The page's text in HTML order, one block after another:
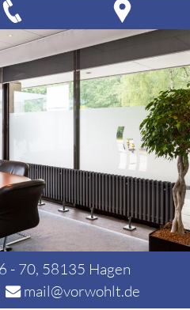
- 70, 58135 Hagen
mail@vorwohlt.de